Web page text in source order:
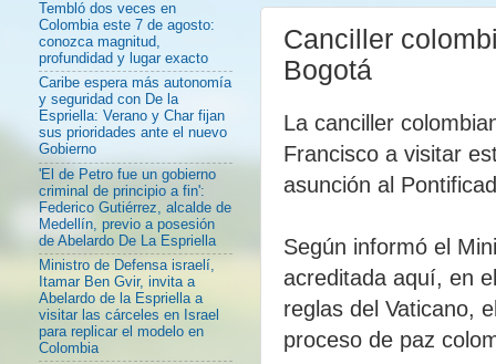
Canciller
Bogotá
La canciller
Francisco a visitar
asunción al
Según informó el
acreditada aquí, en
reglas del Vaticano,
proceso de paz
Tembló dos veces en
Colombia este 7 de agosto:
conozca magnitud,
profundidad y lugar exacto
Caribe espera más autonomía
y seguridad con De la
Espriella: Verano y Char fijan
sus prioridades ante el nuevo
Gobierno
'El de Petro fue un gobierno
criminal de principio a fin':
Federico Gutiérrez, alcalde de
Medellín, previo a posesión
de Abelardo De La Espriella
Ministro de Defensa israelí,
Itamar Ben Gvir, invita a
Abelardo de la Espriella a
visitar las cárceles en Israel
para replicar el modelo en
Colombia